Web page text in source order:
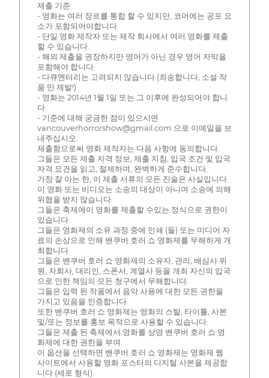
제출 기준:
- 영화는 여러 장르를 통합 할 수 있지만, 코어에는 공포 요
소가 포함되어야합니다.
- 단일 영화 제작자 또는 제작 회사에서 여러 영화를 제출
할 수 있습니다.
- 해외 제출을 권장하지만 영어가 아닌 경우 영어 자막을
포함해야 합니다.
- 다큐멘터리는 고려되지 않습니다 (죄송합니다, 소설 작
품 만 제발!)
- 영화는 2014년 1월 1일 또는 그 이후에 완성되어야 합니
다.
- 기준에 대해 궁금한 점이 있으시면
vancouverhorrorshow@gmail.com 으로 이메일을 보
내주십시오.
제출함으로써 영화 제작자는 다음 사항에 동의합니다.
그들은 모든 제출 자격 정보, 제출 지침, 입국 조건 및 입국
자격 요건을 읽고, 절제하며, 완벽하게 준수합니다.
가장 잘 아는 한, 이 제출 서류의 모든 진술은 사실입니다.
이 영화 또는 비디오는 소송의 대상이 아니며 소송에 의해
위협을 받지 않습니다.
그들은 축제에이 영화를 제출할 수있는 정식으로 권한이
있습니다.
그들은 영화제의 소유 과정 중에 인쇄 (들) 또는 미디어 자
료의 손상으로 인해 밴쿠버 호러 쇼 영화제를 무해하게 개
최합니다.
그들은 밴쿠버 호러 쇼 영화제의 소유자, 관리, 배심사 위
원, 자회사, 대리인, 스폰서, 계열사 등을 개최 자신의 입국
으로 인한 책임의 모든 청구에서 무해합니다.
그들은 입력 된 작품에서 음악 사용에 대한 모든 권한을
가지고 있음을 인증합니다.
또한 밴쿠버 호러 쇼 영화제는 영화의 스틸, 타이틀, 사본
및/또는 정보를 홍보 목적으로 사용할 수 있습니다.
그들은 제출 된 축제에서 영화를 상영 밴쿠버 호러 쇼 영
화제에 대한 권한을 부여.
이 옵션을 선택하면 밴쿠버 호러 쇼 영화제는 영화제 웹
사이트에서 사용할 영화 포스터의 디지털 사본을 제공합
니다 (세로 형식).